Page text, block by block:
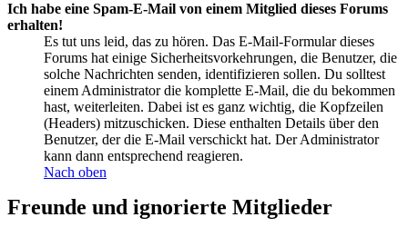
Ich habe eine Spam-E-Mail von einem Mitglied dieses Forums
erhalten!
Es tut uns leid, das zu hören. Das E-Mail-Formular dieses
Forums hat einige Sicherheitsvorkehrungen, die Benutzer, die
solche Nachrichten senden, identifizieren sollen. Du solltest
einem Administrator die komplette E-Mail, die du bekommen
hast, weiterleiten. Dabei ist es ganz wichtig, die Kopfzeilen
(Headers) mitzuschicken. Diese enthalten Details über den
Benutzer, der die E-Mail verschickt hat. Der Administrator
kann dann entsprechend reagieren.
Nach oben
Freunde und ignorierte Mitglieder